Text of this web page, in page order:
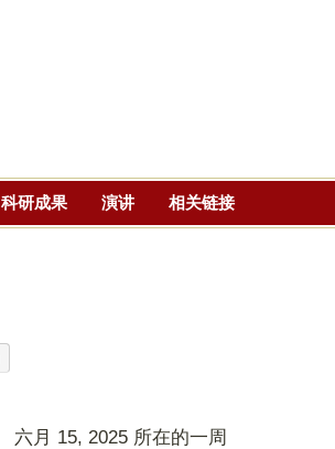
主
科研成果 演讲 相关链接
六月 15, 2025 所在的一周